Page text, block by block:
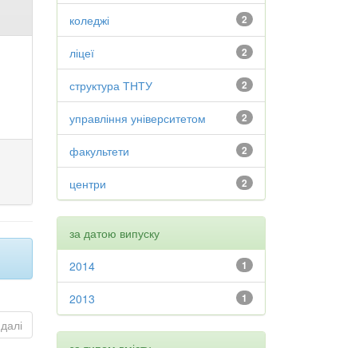
далі
2
коледжі
2
ліцеї
2
структура ТНТУ
2
управління університетом
2
факультети
2
центри
за датою випуску
1
2014
1
2013